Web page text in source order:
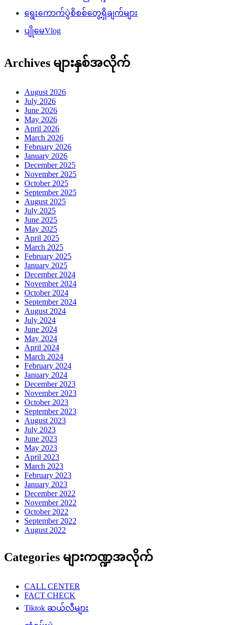
ရွေးကောက်ပွဲစိစစ်တွေ့ရှိချက်များ
ပျိုမေVlog
Archives များနှစ်အလိုက်
August 2026
July 2026
June 2026
May 2026
April 2026
March 2026
February 2026
January 2026
December 2025
November 2025
October 2025
September 2025
August 2025
July 2025
June 2025
May 2025
April 2025
March 2025
February 2025
January 2025
December 2024
November 2024
October 2024
September 2024
August 2024
July 2024
June 2024
May 2024
April 2024
March 2024
February 2024
January 2024
December 2023
November 2023
October 2023
September 2023
August 2023
July 2023
June 2023
May 2023
April 2023
March 2023
February 2023
January 2023
December 2022
November 2022
October 2022
September 2022
August 2022
Categories များကဏ္ဍအလိုက်
CALL CENTER
FACT CHECK
Tiktok ဆယ်လီများ